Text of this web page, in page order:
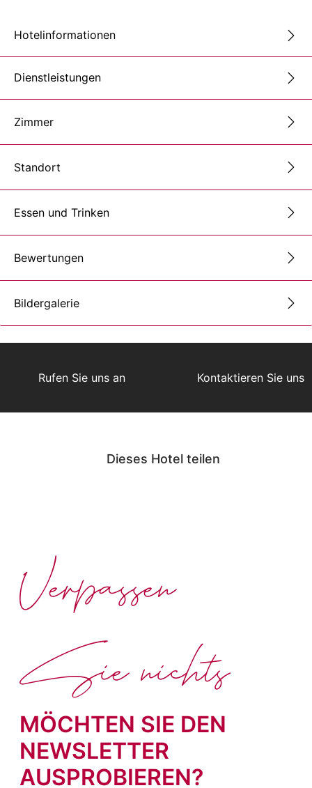
Hotelinformationen
Dienstleistungen
Zimmer
Standort
Essen und Trinken
Bewertungen
Bildergalerie
Rufen Sie uns an Kontaktieren Sie uns
Dieses Hotel teilen
MÖCHTEN SIE DEN
NEWSLETTER
AUSPROBIEREN?
Verpassen
Sie nichts